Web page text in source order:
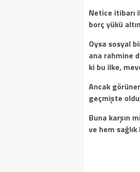
Netice itibarı
borç yükü
Oysa sosyal
ana rahmine
ki bu ilke,
Ancak
geçmişte
Buna karşın
ve hem